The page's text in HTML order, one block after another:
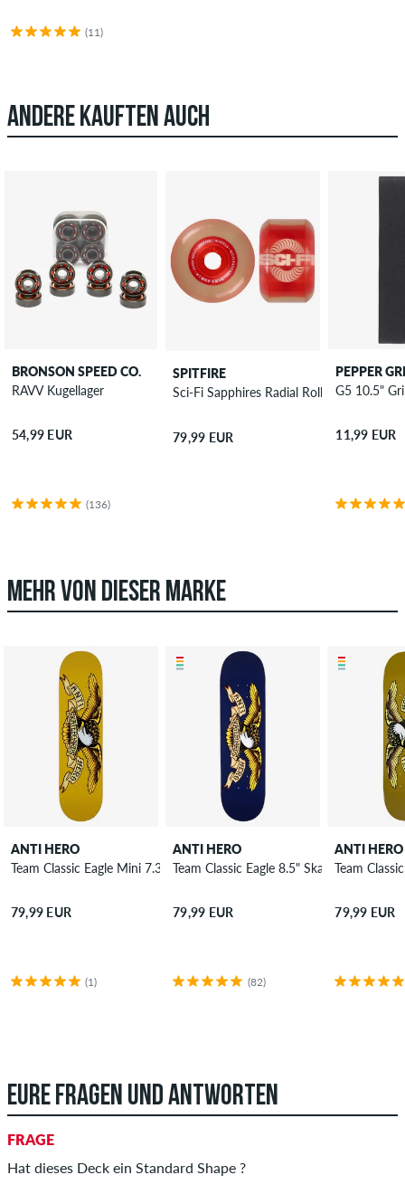
(11)
ANDERE KAUFTEN AUCH
BRONSON SPEED CO.
RAVV Kugellager
54,99 EUR
(136)
SPITFIRE
Sci-Fi Sapphires Radial Rollen 58 mm
79,99 EUR
PEPPER
G5 10.5"
11,99 EUR
MEHR VON DIESER MARKE
ANTI HERO
Team Classic Eagle Mini 7.3" Skateboard Deck
79,99 EUR
(1)
ANTI HERO
Team Classic Eagle 8.5" Skateboard Deck
79,99 EUR
(82)
ANTI HERO
Team
79,99 EUR
EURE FRAGEN UND ANTWORTEN
FRAGE
Hat dieses Deck ein Standard Shape ?